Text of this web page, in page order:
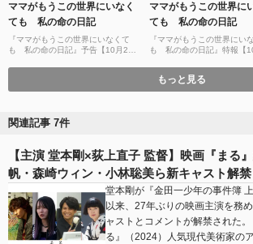
ママがもうこの世界にいなく
ても 私の命の日記
『ママがもうこの世界にいなくて
も 私の命の日記』予告【10月2日
ママがもうこの世界に
ても 私の命の日記
『ママがもうこの世界にい
も 私の命の日記』特報【
もっと見る
関連記事 7件
【主演 堂本剛×荻上直子 監督】映画『まる
帆・森崎ウィン・小林聡美ら新キャスト解禁
堂本剛が『金田一少年の事件簿
以来、27年ぶりの映画主演を務
ャストとコメントが解禁された
る』（2024）⼈気現代美術家の